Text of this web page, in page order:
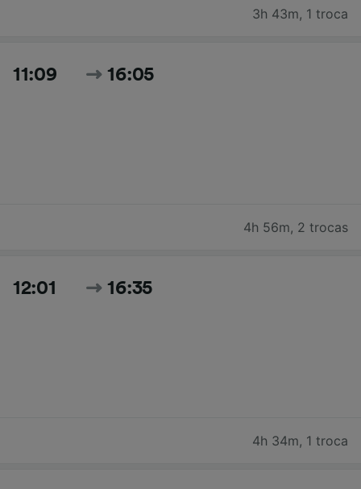
3h 43m, 1 troca
11:09 16:05
4h 56m, 2 trocas
12:01 16:35
4h 34m, 1 troca